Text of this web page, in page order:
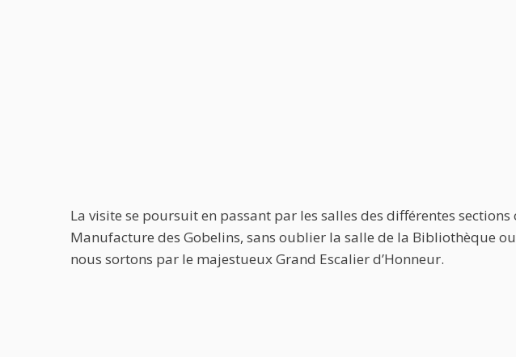
La visite se poursuit en passant par les salles des différentes
Manufacture des Gobelins, sans oublier la salle de la Bibliothèque
nous sortons par le majestueux Grand Escalier d’Honneur.